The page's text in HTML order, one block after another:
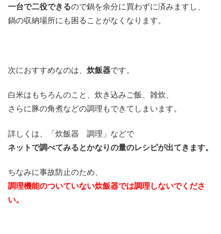
一台で二役できるので鍋を余分に買わずに済みますし、
鍋の収納場所にも困ることがなくなります。
次におすすめなのは、 炊飯器です。
白米はもちろんのこと、炊き込みご飯、雑炊、
さらに豚の角煮などの調理もできてしまいます。
詳しくは、「炊飯器 調理」などで
ネットで調べてみるとかなりの量のレシピが出てきます。
ちなみに事故防止のため、
調理機能のついていない炊飯器では調理しないでくださ
い。